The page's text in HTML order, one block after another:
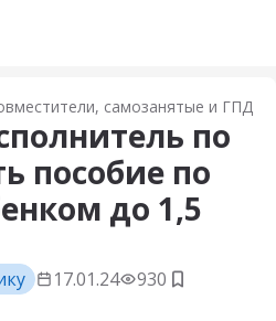
страницу
самозанятые и ГПД
по
пособие по
до 1,5
17.01.24 930 Добавить